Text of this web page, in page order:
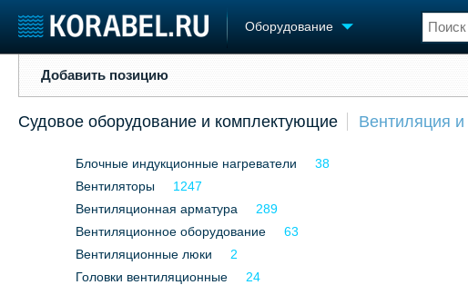
Оборудование
Судостроение
Пульс
Компании
Репутация
Журнал
Реклама
Торговая площадка
Доска объявлений
Оборудование
Изделия
Материалы
Услуги
Конференции
Выставки и
Добавить позицию
Судовое оборудование и комплектующие Вентиляция
Блочные индукционные нагреватели
38
Вентиляторы
1247
Вентиляционная арматура
289
Вентиляционное оборудование
63
Вентиляционные люки
2
Головки вентиляционные
24